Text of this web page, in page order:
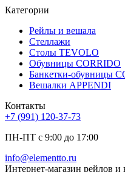
Категории
Рейлы и вешала
Стеллажи
Столы TEVOLO
Обувницы CORRIDO
Банкетки-обувницы
Вешалки APPENDI
Контакты
+7 (991) 120-37-73
ПН-ПТ с 9:00 до 17:00
info@elementto.ru
Интернет-магазин рейлов